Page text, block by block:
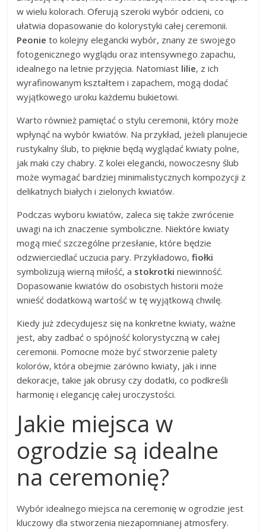
w wielu kolorach. Oferują szeroki wybór odcieni, co
ułatwia dopasowanie do kolorystyki całej ceremonii.
Peonie to kolejny elegancki wybór, znany ze swojego
fotogenicznego wyglądu oraz intensywnego zapachu,
idealnego na letnie przyjęcia. Natomiast lilie, z ich
wyrafinowanym kształtem i zapachem, mogą dodać
wyjątkowego uroku każdemu bukietowi.
Warto również pamiętać o stylu ceremonii, który może
wpłynąć na wybór kwiatów. Na przykład, jeżeli planujecie
rustykalny ślub, to pięknie będą wyglądać kwiaty polne,
jak maki czy chabry. Z kolei elegancki, nowoczesny ślub
może wymagać bardziej minimalistycznych kompozycji z
delikatnych białych i zielonych kwiatów.
Podczas wyboru kwiatów, zaleca się także zwrócenie
uwagi na ich znaczenie symboliczne. Niektóre kwiaty
mogą mieć szczególne przesłanie, które będzie
odzwierciedlać uczucia pary. Przykładowo,fiołki
symbolizują wierną miłość, a stokrotki niewinność.
Dopasowanie kwiatów do osobistych historii może
wnieść dodatkową wartość w tę wyjątkową chwilę.
Kiedy już zdecydujesz się na konkretne kwiaty, ważne
jest, aby zadbać o spójność kolorystyczną w całej
ceremonii. Pomocne może być stworzenie palety
kolorów, która obejmie zarówno kwiaty, jak i inne
dekoracje, takie jak obrusy czy dodatki, co podkreśli
harmonię i elegancję całej uroczystości.
Jakie miejsca w
ogrodzie są idealne
na ceremonię?
Wybór idealnego miejsca na ceremonię w ogrodzie jest
kluczowy dla stworzenia niezapomnianej atmosfery.